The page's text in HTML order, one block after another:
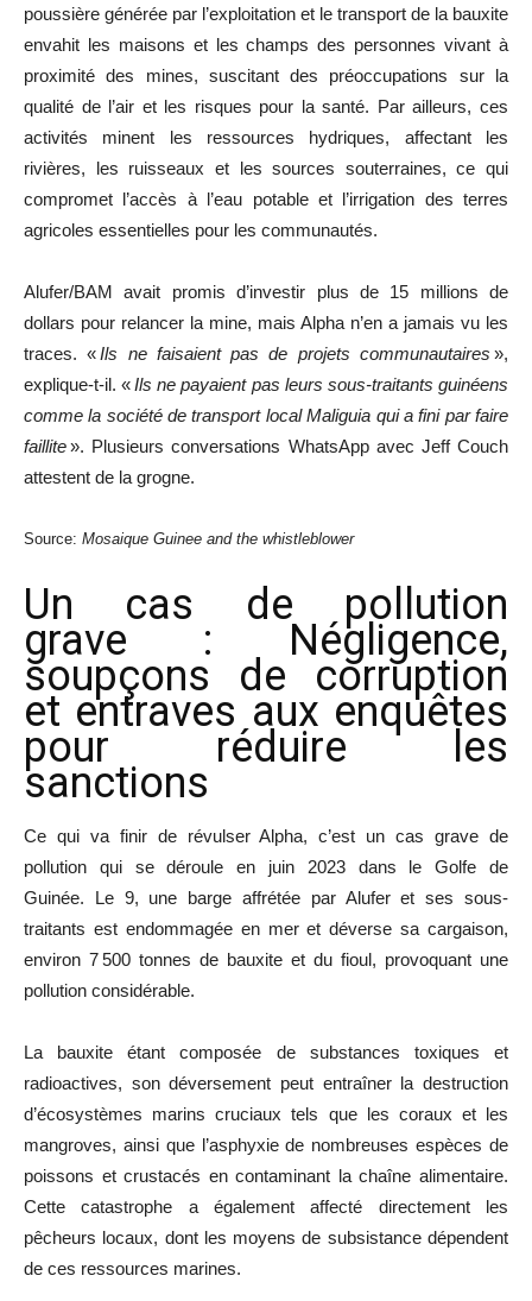
poussière générée par l’exploitation et le transport de la bauxite
envahit les maisons et les champs des personnes vivant à
proximité des mines, suscitant des préoccupations sur la
qualité de l’air et les risques pour la santé. Par ailleurs, ces
activités minent les ressources hydriques, affectant les
rivières, les ruisseaux et les sources souterraines, ce qui
compromet l’accès à l’eau potable et l’irrigation des terres
agricoles essentielles pour les communautés.
Alufer/BAM avait promis d’investir plus de 15 millions de
dollars pour relancer la mine, mais Alpha n’en a jamais vu les
traces. «Ils ne faisaient pas de projets communautaires »,
explique-t-il. «Ils ne payaient pas leurs sous-traitants guinéens
comme la société de transport local Maliguia qui a fini par faire
faillite». Plusieurs conversations WhatsApp avec Jeff Couch
attestent de la grogne.
Source: Mosaique Guinee and the whistleblower
Un cas de pollution
grave : Négligence,
soupçons de corruption
et entraves aux enquêtes
pour réduire les
sanctions
Ce qui va finir de révulser Alpha, c’est un cas grave de
pollution qui se déroule en juin 2023 dans le Golfe de
Guinée. Le 9, une barge affrétée par Alufer et ses sous-
traitants est endommagée en mer et déverse sa cargaison,
environ 7 500 tonnes de bauxite et du fioul, provoquant une
pollution considérable.
La bauxite étant composée de substances toxiques et
radioactives, son déversement peut entraîner la destruction
d’écosystèmes marins cruciaux tels que les coraux et les
mangroves, ainsi que l’asphyxie de nombreuses espèces de
poissons et crustacés en contaminant la chaîne alimentaire.
Cette catastrophe a également affecté directement les
pêcheurs locaux, dont les moyens de subsistance dépendent
de ces ressources marines.